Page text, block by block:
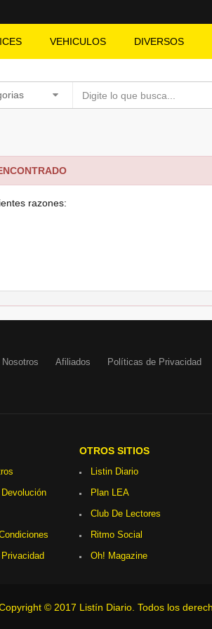
VEHICULOS DIVERSOS
razones:
Nosotros Afiliados Políticas de Privacidad
OTROS SITIOS
Listin Diario
Plan LEA
Club De Lectores
Ritmo Social
Oh! Magazine
© 2017 Listín Diario. Todos los